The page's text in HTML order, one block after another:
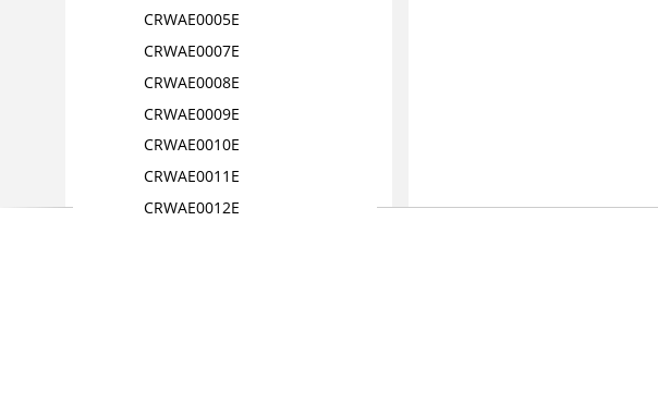
CRWAE0005E
CRWAE0007E
CRWAE0008E
CRWAE0009E
CRWAE0010E
CRWAE0011E
CRWAE0012E